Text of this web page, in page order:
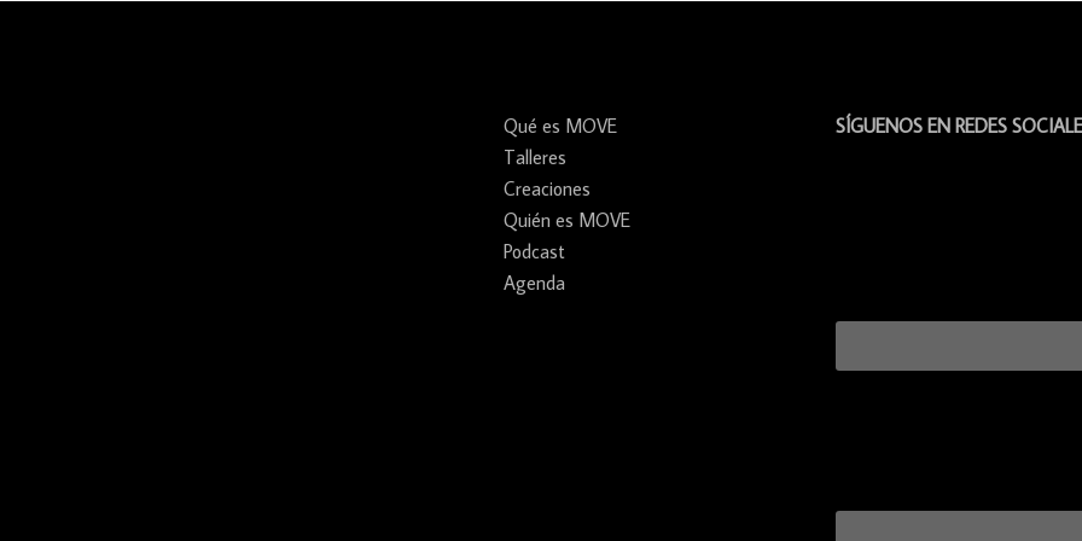
Qué es MOVE
Talleres
Creaciones
Quién es MOVE
Podcast
Agenda
SÍGUENOS EN REDES